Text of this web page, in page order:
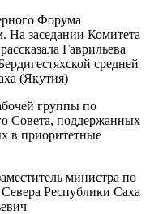
Форума
заседании Комитета
Гаврильева
средней
(Якутия)
группы по
Совета, поддержанных
в приоритетные
министра по
Республики Саха